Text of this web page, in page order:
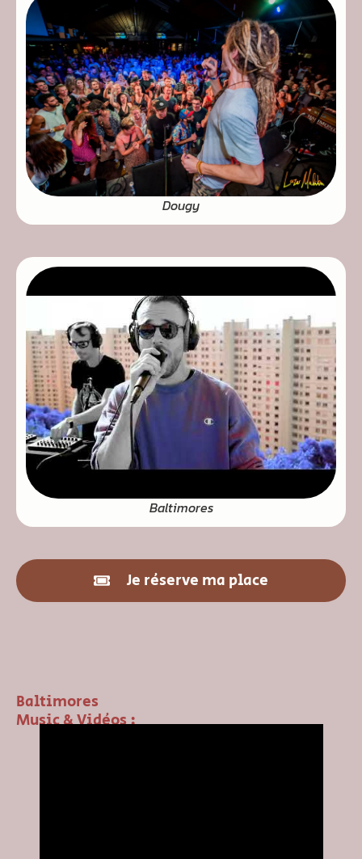
Dougy
Baltimores
Je réserve ma place
Baltimores
Music & Vidéos :